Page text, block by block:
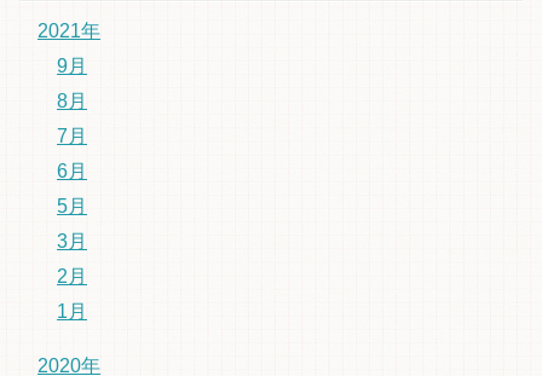
2021年
9月
8月
7月
6月
5月
3月
2月
1月
2020年